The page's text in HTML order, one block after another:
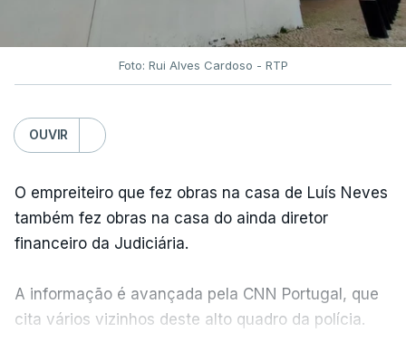
Foto: Rui Alves Cardoso - RTP
OUVIR
O empreiteiro que fez obras na casa de Luís Neves
também fez obras na casa do ainda diretor
financeiro da Judiciária.
A informação é avançada pela CNN Portugal, que
cita vários vizinhos deste alto quadro da polícia.